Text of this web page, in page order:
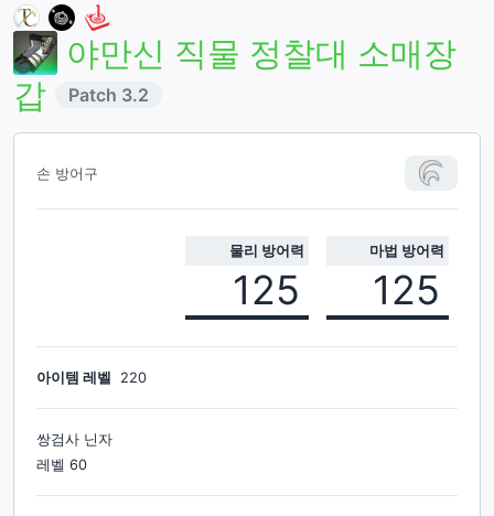
야만신 직물 정찰대 소매장
갑
Patch 3.2
손 방어구
물리 방어력
125
마법 방어력
125
아이템 레벨 220
쌍검사 닌자
레벨 60